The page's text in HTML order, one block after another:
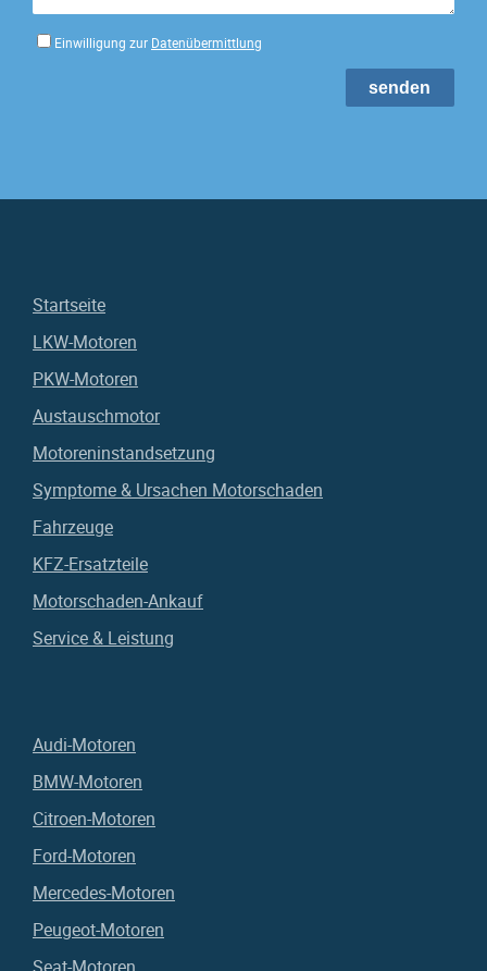
Einwilligung zur Datenübermittlung
Startseite
LKW-Motoren
PKW-Motoren
Austauschmotor
Motoreninstandsetzung
Symptome & Ursachen Motorschaden
Fahrzeuge
KFZ-Ersatzteile
Motorschaden-Ankauf
Service & Leistung
Audi-Motoren
BMW-Motoren
Citroen-Motoren
Ford-Motoren
Mercedes-Motoren
Peugeot-Motoren